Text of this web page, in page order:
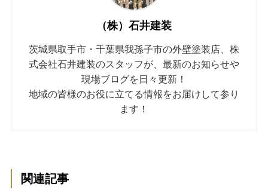
（株）石井建装
茨城県取手市・千葉県我孫子市の外壁塗装店、株
式会社石井建装のスタッフが、最新のお知らせや
現場ブログを日々更新！
地域の皆様のお役に立てる情報をお届けして参り
ます！
関連記事